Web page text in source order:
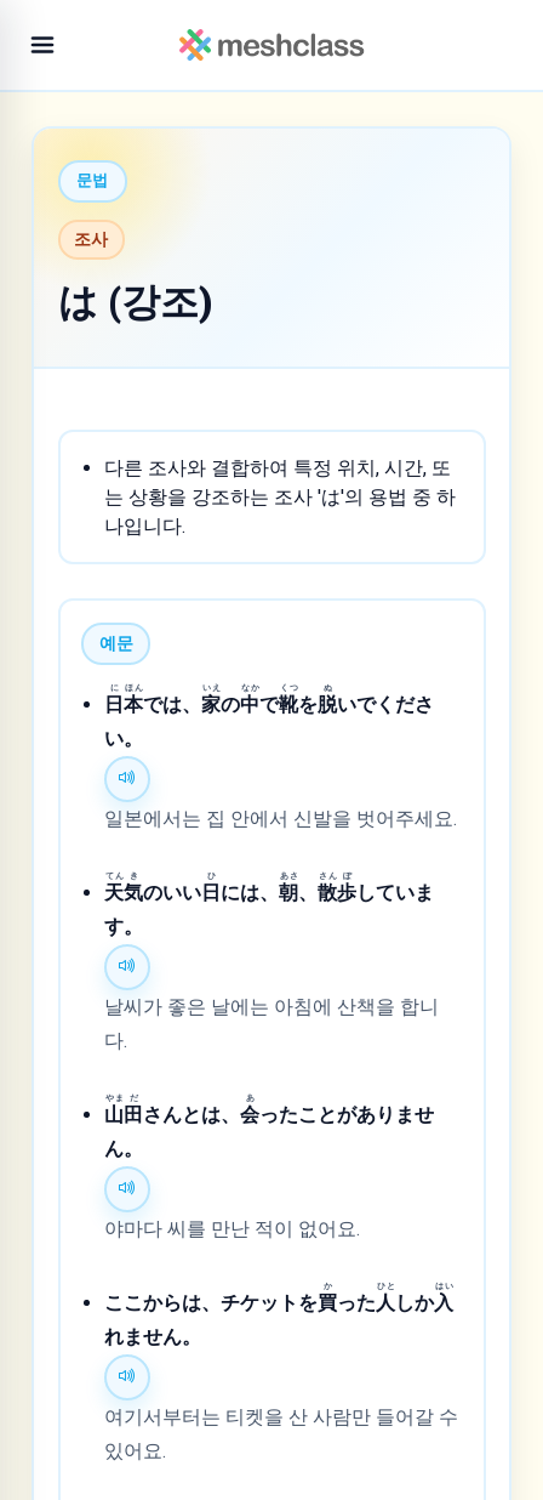
문법
조사
は (강조)
다른 조사와 결합하여 특정 위치, 시간, 또
는 상황을 강조하는 조사 'は'의 용법 중 하
나입니다.
예문
日
に
本
ほん
では、家
いえ
の中
なか
で靴
くつ
を脱
ぬ
いでくださ
い。
일본에서는 집 안에서 신발을 벗어주세요.
天
てん
気
き
のいい日
ひ
には、朝
あさ
、散
さん
歩
ぽ
していま
す。
날씨가 좋은 날에는 아침에 산책을 합니
다.
山
やま
田
だ
さんとは、会
あ
ったことがありませ
ん。
야마다 씨를 만난 적이 없어요.
ここからは、チケットを買
か
った 人
ひと
しか入
はい
れません。
여기서부터는 티켓을 산 사람만 들어갈 수
있어요.